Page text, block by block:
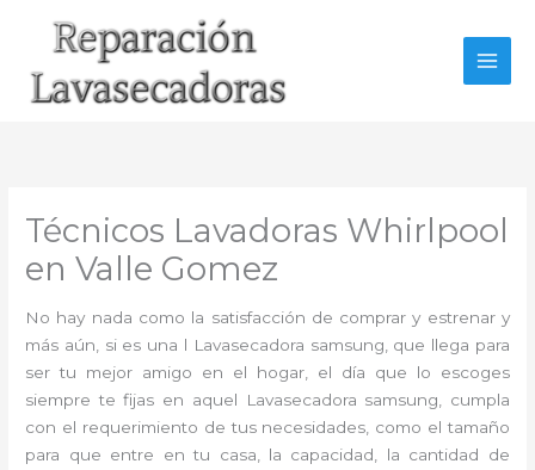
Técnicos Lavadoras Whirlpool
en Valle Gomez
No hay nada como la satisfacción de comprar y estrenar y
más aún, si es una l Lavasecadora samsung, que llega para
ser tu mejor amigo en el hogar, el día que lo escoges
siempre te fijas en aquel Lavasecadora samsung, cumpla
con el requerimiento de tus necesidades, como el tamaño
para que entre en tu casa, la capacidad, la cantidad de